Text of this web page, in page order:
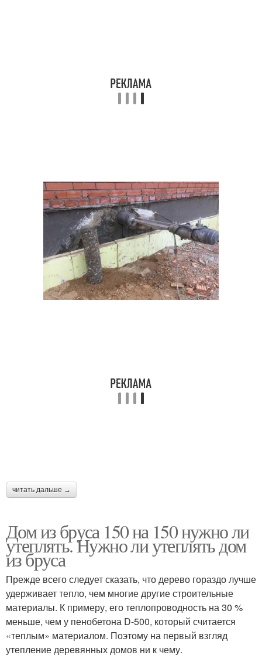
читать дальше →
Дом из бруса 150 на 150 нужно ли
утеплять. Нужно ли утеплять дом
из бруса
Прежде всего следует сказать, что дерево гораздо лучше
удерживает тепло, чем многие другие строительные
материалы. К примеру, его теплопроводность на 30 %
меньше, чем у пенобетона D-500, который считается
«теплым» материалом. Поэтому на первый взгляд
утепление деревянных домов ни к чему.